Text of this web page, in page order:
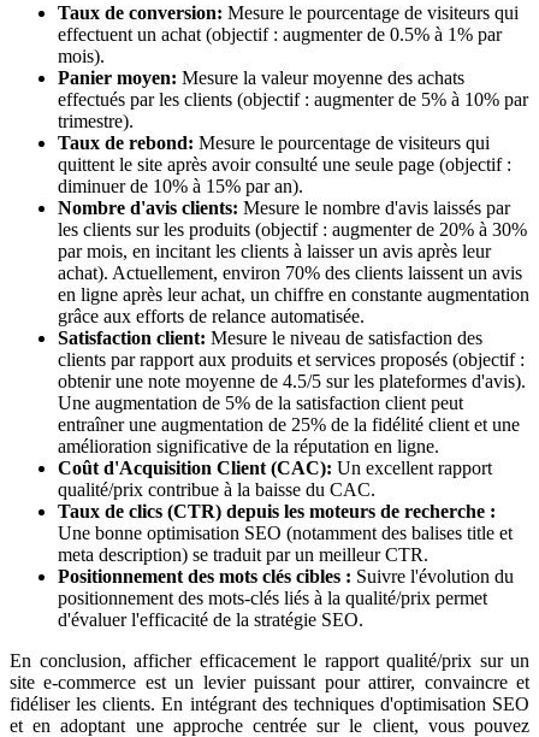
Taux de conversion: Mesure le pourcentage de visiteurs qui
effectuent un achat (objectif : augmenter de 0.5% à 1% par
mois).
Panier moyen: Mesure la valeur moyenne des achats
effectués par les clients (objectif : augmenter de 5% à 10% par
trimestre).
Taux de rebond: Mesure le pourcentage de visiteurs qui
quittent le site après avoir consulté une seule page (objectif :
diminuer de 10% à 15% par an).
Nombre d'avis clients: Mesure le nombre d'avis laissés par
les clients sur les produits (objectif : augmenter de 20% à 30%
par mois, en incitant les clients à laisser un avis après leur
achat). Actuellement, environ 70% des clients laissent un avis
en ligne après leur achat, un chiffre en constante augmentation
grâce aux efforts de relance automatisée.
Satisfaction client: Mesure le niveau de satisfaction des
clients par rapport aux produits et services proposés (objectif :
obtenir une note moyenne de 4.5/5 sur les plateformes d'avis).
Une augmentation de 5% de la satisfaction client peut
entraîner une augmentation de 25% de la fidélité client et une
amélioration significative de la réputation en ligne.
Coût d'Acquisition Client (CAC): Un excellent rapport
qualité/prix contribue à la baisse du CAC.
Taux de clics (CTR) depuis les moteurs de recherche :
Une bonne optimisation SEO (notamment des balises title et
meta description) se traduit par un meilleur CTR.
Positionnement des mots clés cibles : Suivre l'évolution du
positionnement des mots-clés liés à la qualité/prix permet
d'évaluer l'efficacité de la stratégie SEO.
En conclusion, afficher efficacement le rapport qualité/prix sur un
site e-commerce est un levier puissant pour attirer, convaincre et
fidéliser les clients. En intégrant des techniques d'optimisation SEO
et en adoptant une approche centrée sur le client, vous pouvez